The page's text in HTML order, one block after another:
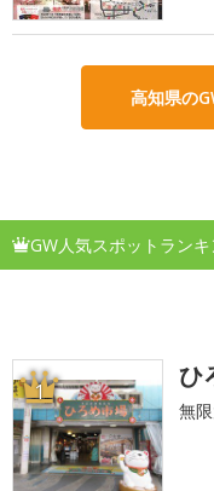
高知県の
GW人気スポットラン
1 ひ
無